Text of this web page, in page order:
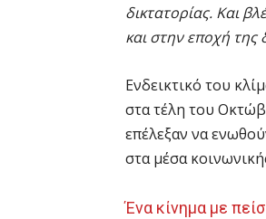
δικτατορίας. Και
και στην εποχή της
Ενδεικτικό του
στα τέλη του
επέλεξαν να
στα μέσα
Ένα κίνημα με